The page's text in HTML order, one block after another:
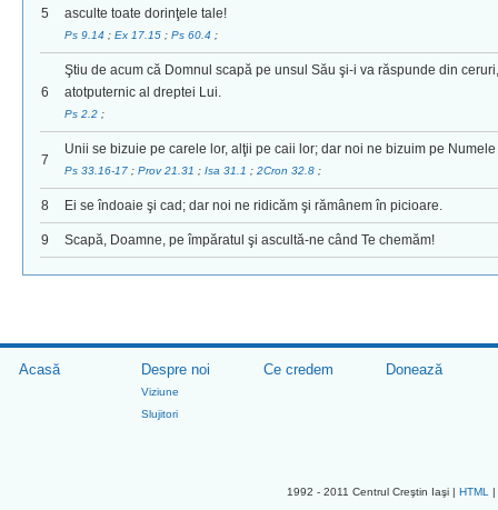
5
asculte toate dorinţele tale!
Ps 9.14 ; Ex 17.15 ; Ps 60.4 ;
6
Ştiu de acum că Domnul scapă pe unsul Său şi-i va răspunde din
atotputernic al dreptei Lui.
Ps 2.2 ;
7
Unii se bizuie pe carele lor, alţii pe caii lor; dar noi ne bizuim pe
Ps 33.16-17 ; Prov 21.31 ; Isa 31.1 ; 2Cron 32.8 ;
8 Ei se îndoaie şi cad; dar noi ne ridicăm şi rămânem în picioare.
9 Scapă, Doamne, pe împăratul şi ascultă-ne când Te chemăm!
Acasă Despre noi
Viziune
Slujitori
Ce credem Donează
1992 - 2011 Centrul Creştin Iaşi |HTML